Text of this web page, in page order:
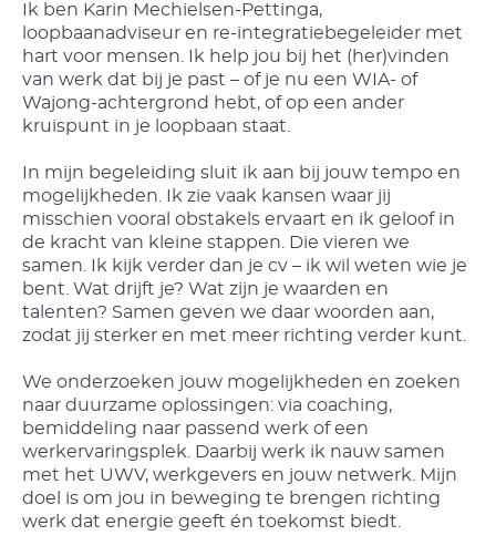
Ik ben Karin Mechielsen-Pettinga,
loopbaanadviseur en re-integratiebegeleider met
hart voor mensen. Ik help jou bij het (her)vinden
van werk dat bij je past – of je nu een WIA- of
Wajong-achtergrond hebt, of op een ander
kruispunt in je loopbaan staat.
In mijn begeleiding sluit ik aan bij jouw tempo en
mogelijkheden. Ik zie vaak kansen waar jij
misschien vooral obstakels ervaart en ik geloof in
de kracht van kleine stappen. Die vieren we
samen. Ik kijk verder dan je cv – ik wil weten wie je
bent. Wat drijft je? Wat zijn je waarden en
talenten? Samen geven we daar woorden aan,
zodat jij sterker en met meer richting verder kunt.
We onderzoeken jouw mogelijkheden en zoeken
naar duurzame oplossingen: via coaching,
bemiddeling naar passend werk of een
werkervaringsplek. Daarbij werk ik nauw samen
met het UWV, werkgevers en jouw netwerk. Mijn
doel is om jou in beweging te brengen richting
werk dat energie geeft én toekomst biedt.